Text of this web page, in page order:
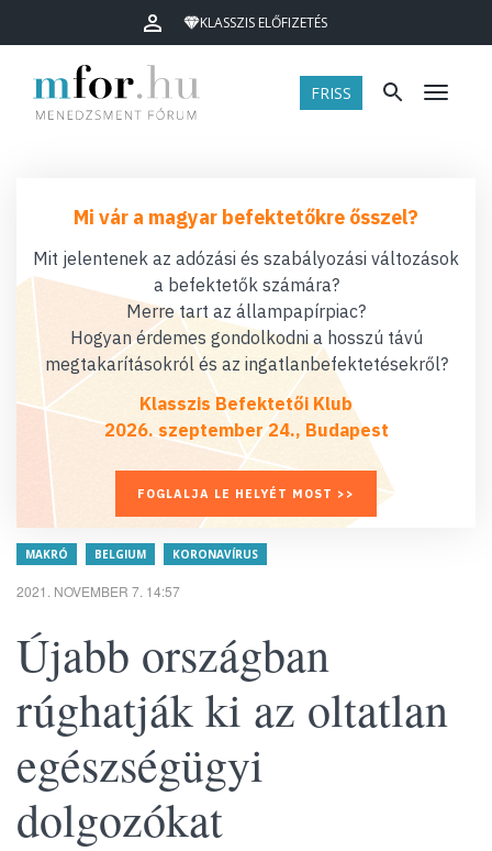
KLASSZIS ELŐFIZETÉS
FRISS Menü
Mi vár a magyar befektetőkre ősszel?
Mit jelentenek az adózási és szabályozási változások
a befektetők számára?
Merre tart az állampapírpiac?
Hogyan érdemes gondolkodni a hosszú távú
megtakarításokról és az ingatlanbefektetésekről?
Klasszis Befektetői Klub
2026. szeptember 24., Budapest
FOGLALJA LE HELYÉT MOST >>
MAKRÓ BELGIUM KORONAVÍRUS
2021. NOVEMBER 7. 14:57
Újabb országban
rúghatják ki az oltatlan
egészségügyi
dolgozókat